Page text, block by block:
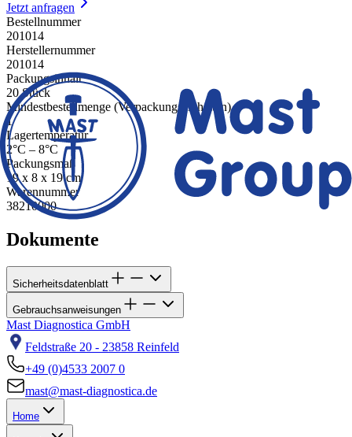
Jetzt anfragen
Bestellnummer
201014
Herstellernummer
201014
Packungsinhalt
20 Stück
Mindestbestellmenge (Verpackungseinheiten)
1
Lagertemperatur
2°C – 8°C
Packungsmaß
19 x 8 x 19 cm
Warennummer
38210000
Dokumente
Sicherheitsdatenblatt
Gebrauchsanweisungen
Mast Diagnostica GmbH
Feldstraße 20 - 23858 Reinfeld
+49 (0)4533 2007 0
mast@mast-diagnostica.de
Home